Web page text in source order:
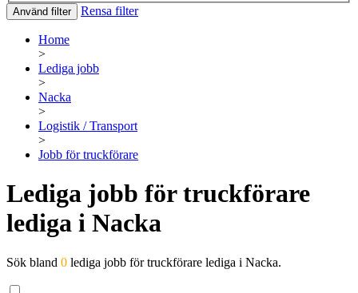
Använd filter Rensa filter
Home
>
Lediga jobb
>
Nacka
>
Logistik / Transport
>
Jobb för truckförare
Lediga jobb för truckförare
lediga i Nacka
Sök bland 0 lediga jobb för truckförare lediga i Nacka.